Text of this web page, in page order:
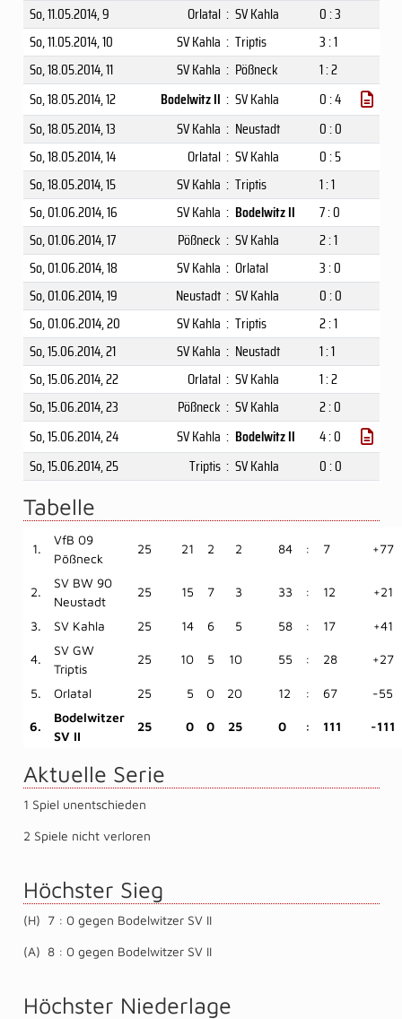
So, 11.05.2014, 9 Orlatal : SV Kahla
0 : 3
So, 11.05.2014, 10 SV Kahla : Triptis
3 : 1
So, 18.05.2014, 11 SV Kahla : Pößneck
1 : 2
So, 18.05.2014, 12 Bodelwitz II : SV Kahla
0 : 4
So, 18.05.2014, 13 SV Kahla : Neustadt
0 : 0
So, 18.05.2014, 14 Orlatal : SV Kahla
0 : 5
So, 18.05.2014, 15 SV Kahla : Triptis
1 : 1
So, 01.06.2014, 16 SV Kahla : Bodelwitz II
7 : 0
So, 01.06.2014, 17 Pößneck : SV Kahla
2 : 1
So, 01.06.2014, 18 SV Kahla : Orlatal
3 : 0
So, 01.06.2014, 19 Neustadt : SV Kahla
0 : 0
So, 01.06.2014, 20 SV Kahla : Triptis
2 : 1
So, 15.06.2014, 21 SV Kahla : Neustadt
1 : 1
So, 15.06.2014, 22 Orlatal : SV Kahla
1 : 2
So, 15.06.2014, 23 Pößneck : SV Kahla
2 : 0
So, 15.06.2014, 24 SV Kahla : Bodelwitz II
4 : 0
So, 15.06.2014, 25 Triptis : SV Kahla 0 : 0
Tabelle
1.
VfB 09
Pößneck
25 21 2 2 84 : 7 +77
2.
SV BW 90
Neustadt
25 15 7 3 33 : 12 +21
3. SV Kahla 25 14 6 5 58 : 17 +41
4.
SV GW
Triptis
25 10 5 10 55 : 28 +27
5. Orlatal 25 5 0 20 12 : 67 -55
6.
Bodelwitzer
SV II
25 0 0 25 0 : 111 -111
Aktuelle Serie
1 Spiel unentschieden
2 Spiele nicht verloren
Höchster Sieg
(H) 7 : 0 gegen Bodelwitzer SV II
(A) 8 : 0 gegen Bodelwitzer SV II
Höchster Niederlage